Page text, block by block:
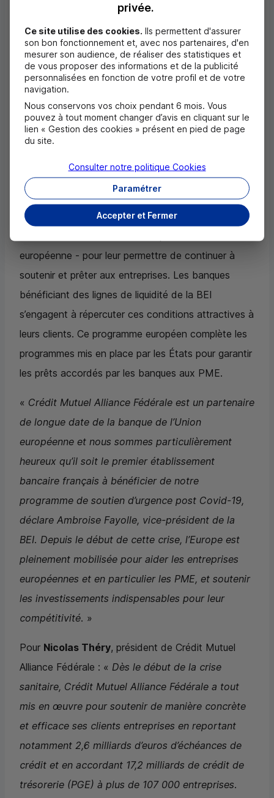
crise sanitaire à travers les réseaux Crédit Mutuel et
CICainsi que de la Banque Européenne du
Crédit Mutuel (BECM).
Cette opération s’inscrit dans le cadre du
FOR SME&MIDCAPS annoncé en avril 2020 dans le
prolongement d’un premier plan de soutien
programme consiste pour la BEI à financer les
banques commerciales sous des conditions
particulièrement favorables - grâce à la notation
européenne - pour leur permettre de continuer à
soutenir et prêter aux entreprises. Les banques
bénéficiant des lignes de liquidité de la BEI
s’engagent à répercuter ces conditions attractives à
leurs clients. Ce programme européen complète les
programmes mis en place par les États pour garantir
les prêts accordés par les banques aux PME.
« Crédit Mutuel Alliance Fédérale est un partenaire
de longue date de la banque de l’Union
européenne et nous sommes particulièrement
heureux qu’il soit le premier établissement
bancaire français à bénéficier de notre
programme de soutien d’urgence post Covid-19,
déclare Ambroise Fayolle, vice-président de la
BEI. Depuis le début de cette crise, l’Europe est
pleinement mobilisée pour aider les entreprises
européennes et en particulier les PME, et soutenir
les investissements indispensables pour leur
compétitivité. »
Pour Nicolas Théry, président de Crédit Mutuel
Alliance Fédérale : « Dès le début de la crise
sanitaire, Crédit Mutuel Alliance Fédérale a tout
mis en œuvre pour soutenir de manière concrète
et efficace ses clients entreprises en reportant
notamment 2,6 milliards d’euros d’échéances de
crédit et en accordant 17,2 milliards de crédit de
trésorerie (PGE) à plus de 107 000 entreprises.
privée.
Ce site utilise des cookies. Ils permettent d'assurer
son bon fonctionnement et, avec nos partenaires, d'en
mesurer son audience, de réaliser des statistiques et
de vous proposer des informations et de la publicité
personnalisées en fonction de votre profil et de votre
navigation.
Nous conservons vos choix pendant 6 mois. Vous
pouvez à tout moment changer d’avis en cliquant sur le
lien « Gestion des cookies » présent en pied de page
du site.
Accepter et Fermer
Paramétrer
Consulter notre politique Cookies